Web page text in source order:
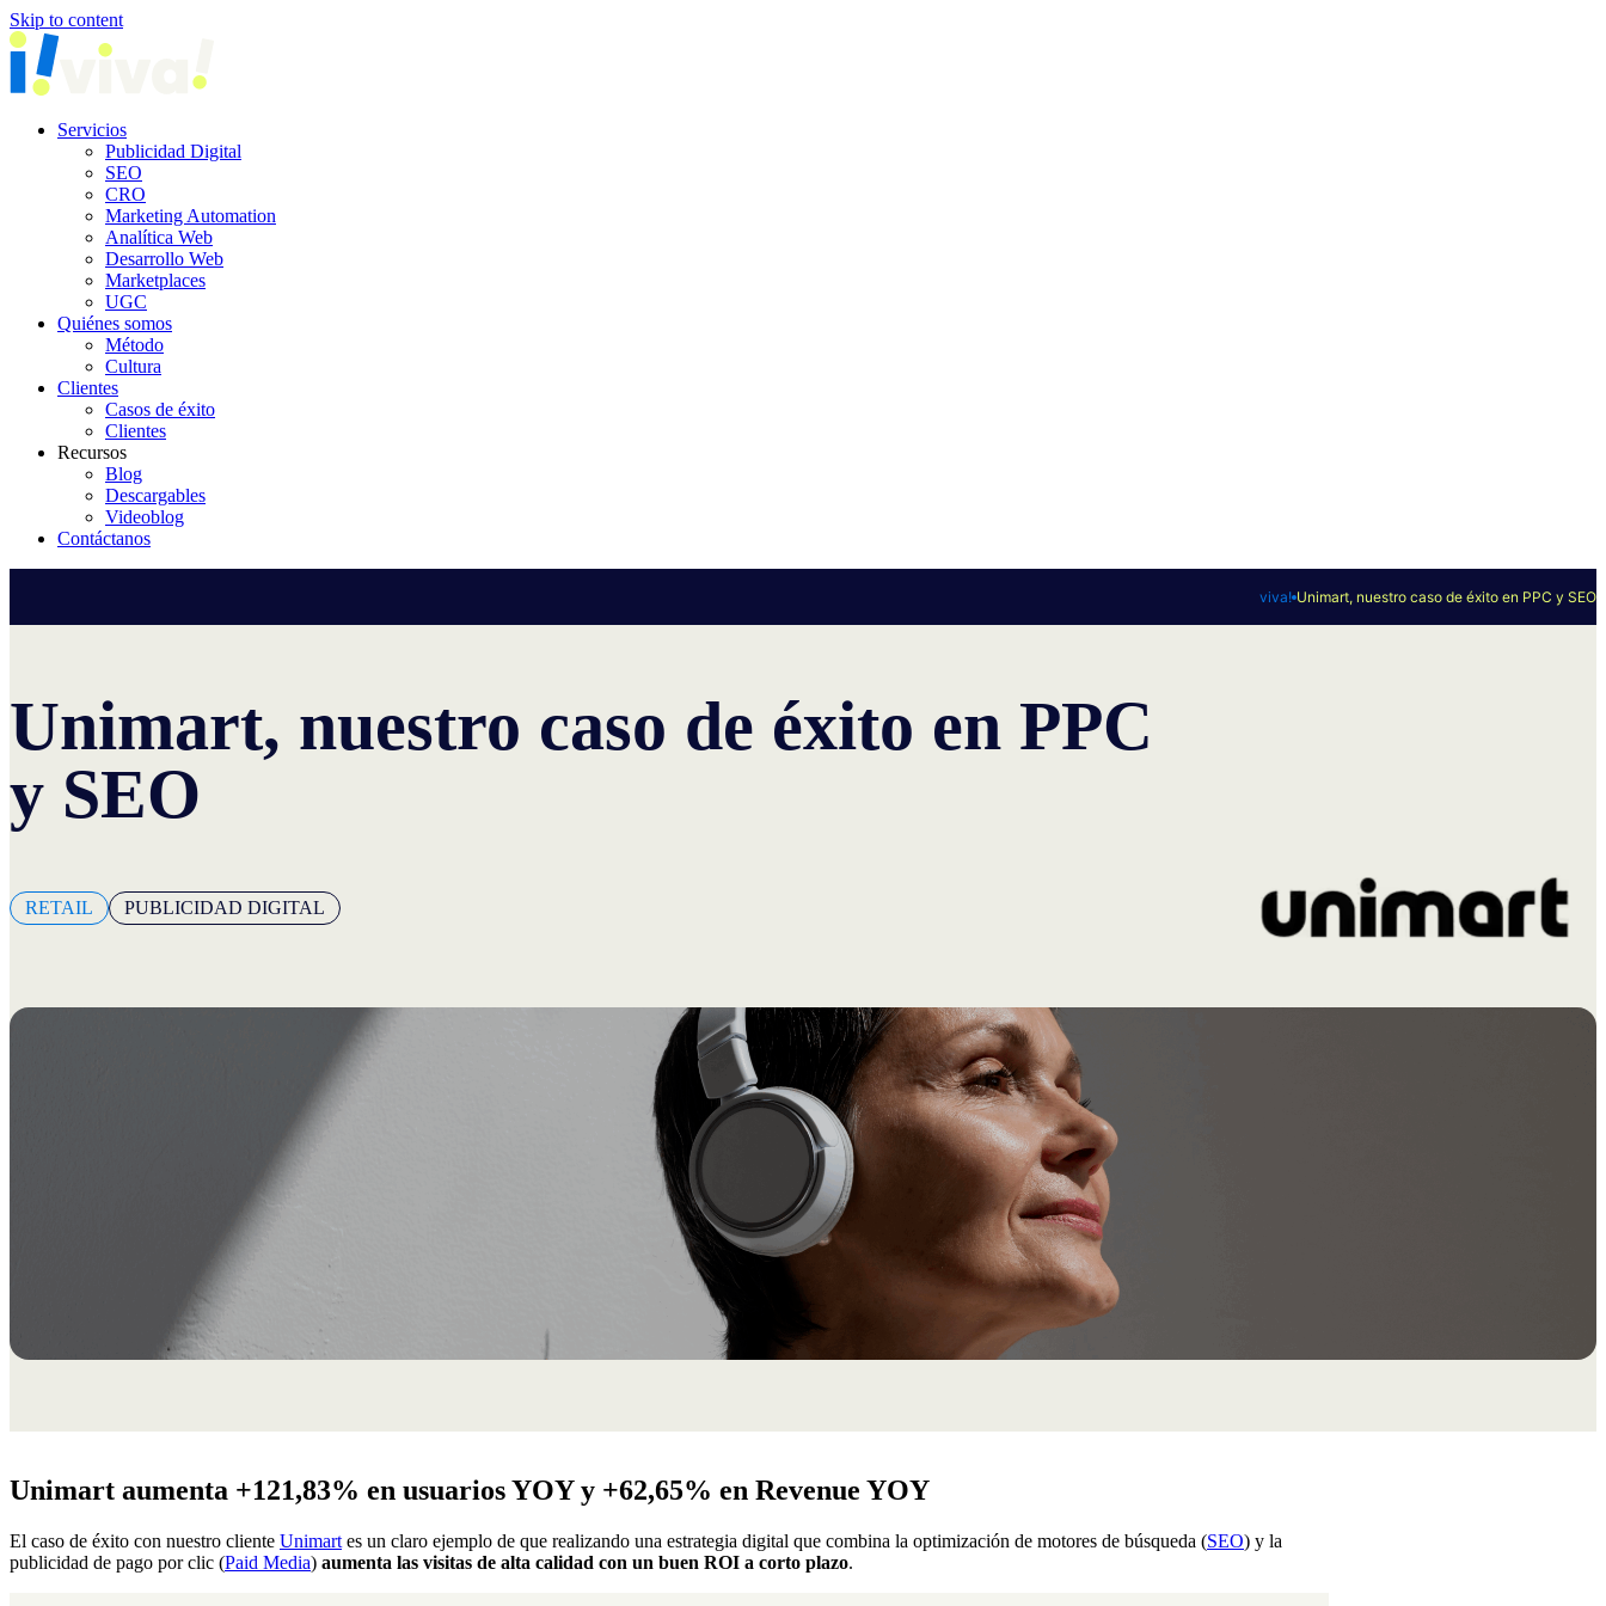
Skip to content
Servicios
Publicidad Digital
SEO
CRO
Marketing Automation
Analítica Web
Desarrollo Web
Marketplaces
UGC
Quiénes somos
Método
Cultura
Clientes
Casos de éxito
Clientes
Recursos
Blog
Descargables
Videoblog
Contáctanos
viva! Unimart, nuestro caso de éxito en PPC y SEO
Unimart, nuestro caso de éxito en PPC
y SEO
RETAIL PUBLICIDAD DIGITAL
Unimart aumenta +121,83% en usuarios YOY y +62,65% en Revenue YOY
El caso de éxito con nuestro cliente Unimart es un claro ejemplo de que realizando una estrategia digital que combina la optimización de motores de búsqueda (SEO) y la
publicidad de pago por clic (Paid Media) aumenta las visitas de alta calidad con un buen ROI a corto plazo.